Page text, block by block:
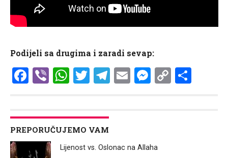
Podijeli sa drugima i zaradi sevap:
Facebook
ViberWhatsApp
Twitter
Telegram
EmailCopy
PREPORUČUJEMO VAM
Lijenost vs. Oslonac na Allaha